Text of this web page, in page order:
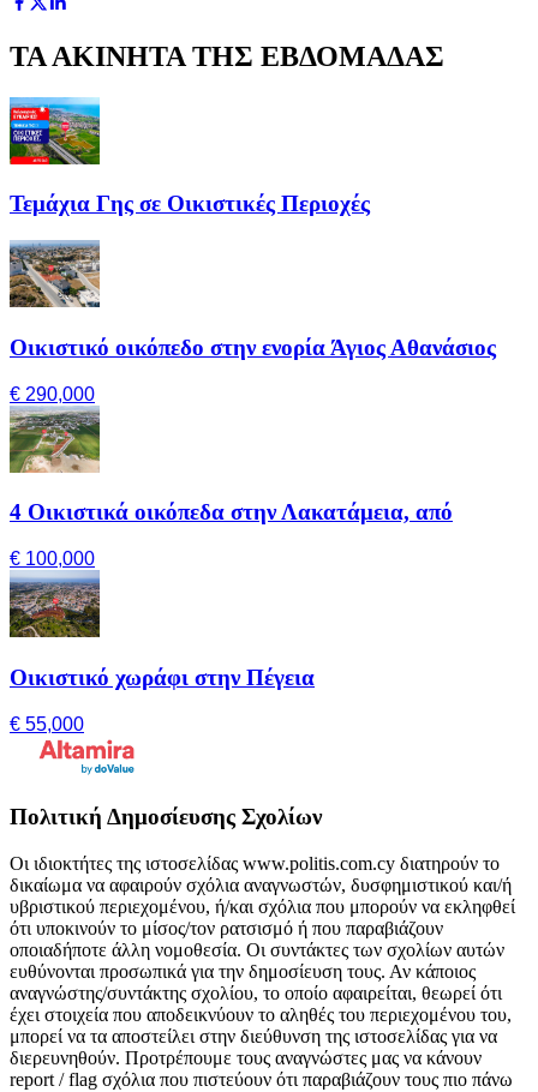
ΤΑ ΑΚΙΝΗΤΑ ΤΗΣ ΕΒΔΟΜΑΔΑΣ
Τεμάχια Γης σε Οικιστικές Περιοχές
Οικιστικό οικόπεδο στην ενορία Άγιος Αθανάσιος
€ 290,000
4 Οικιστικά οικόπεδα στην Λακατάμεια, από
€ 100,000
Οικιστικό χωράφι στην Πέγεια
€ 55,000
Πολιτική Δημοσίευσης Σχολίων
Οι ιδιοκτήτες της ιστοσελίδας www.politis.com.cy διατηρούν το
δικαίωμα να αφαιρούν σχόλια αναγνωστών, δυσφημιστικού και/ή
υβριστικού περιεχομένου, ή/και σχόλια που μπορούν να εκληφθεί
ότι υποκινούν το μίσος/τον ρατσισμό ή που παραβιάζουν
οποιαδήποτε άλλη νομοθεσία. Οι συντάκτες των σχολίων αυτών
ευθύνονται προσωπικά για την δημοσίευση τους. Αν κάποιος
αναγνώστης/συντάκτης σχολίου, το οποίο αφαιρείται, θεωρεί ότι
έχει στοιχεία που αποδεικνύουν το αληθές του περιεχομένου του,
μπορεί να τα αποστείλει στην διεύθυνση της ιστοσελίδας για να
διερευνηθούν. Προτρέπουμε τους αναγνώστες μας να κάνουν
report / flag σχόλια που πιστεύουν ότι παραβιάζουν τους πιο πάνω